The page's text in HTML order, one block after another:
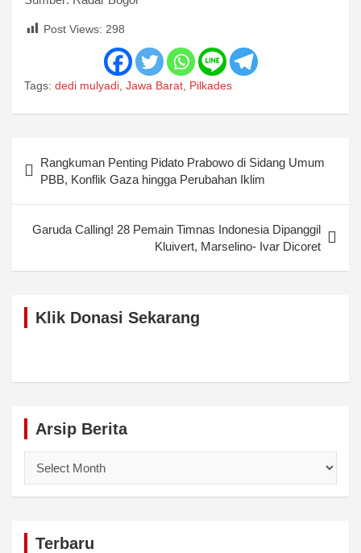
Post Views: 298
Tags: dedi mulyadi Jawa Barat Pilkades
navigation
Rangkuman Penting Pidato Prabowo di Sidang Umum
PBB, Konflik Gaza hingga Perubahan Iklim
Garuda Calling! 28 Pemain Timnas Indonesia Dipanggil
Kluivert, Marselino- Ivar Dicoret
Klik Donasi Sekarang
Arsip Berita
Berita
Terbaru